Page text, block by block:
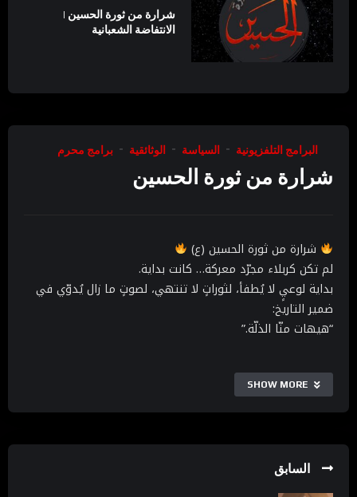
شرارة من ثورة الحسين |
الانتفاضة الشعبانية
البرامج التلفزيونية السياسة الوثائقية برامج محرم
شرارة من ثورة الحسين
شرارة من ثورة الحسين (ع)
لم تكن كربلاء مجرّد معركة… كانت بداية.
بداية لوعيٍ لا يُطفأ، لثوراتٍ لا تنتهي، لصوتٍ ما زال يُدوّي في
ضمير التاريخ:
“هيهات منّا الذلّة.”
نروي كيف أضاءت كربلاء دروب الأحرار،
كيف تجاوزت جذوتها الزمن والجغرافيا،
اليوم.
استعدّ لرحلة تُحاكي الوجدان،
SHOW MORE
السابق